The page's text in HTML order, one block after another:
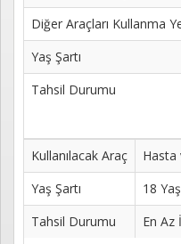
Diğer Araçları Kullanma
Yaş Şartı
Tahsil Durumu
Kullanılacak Araç
Hasta
Yaş Şartı
18
Tahsil Durumu
En Az